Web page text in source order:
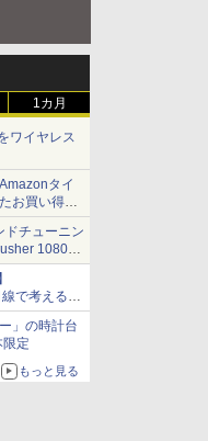
1カ月
ワイヤレス
タイ
お買い得
チューニン
1080
で考える、
」の時計台
定
もっと見る